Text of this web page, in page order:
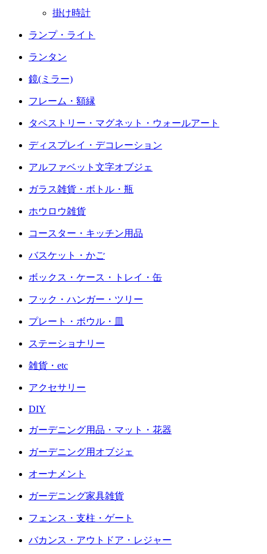
掛け時計
ランプ・ライト
ランタン
鏡(ミラー)
フレーム・額縁
タペストリー・マグネット・ウォールアート
ディスプレイ・デコレーション
アルファベット文字オブジェ
ガラス雑貨・ボトル・瓶
ホウロウ雑貨
コースター・キッチン用品
バスケット・かご
ボックス・ケース・トレイ・缶
フック・ハンガー・ツリー
プレート・ボウル・皿
ステーショナリー
雑貨・etc
アクセサリー
DIY
ガーデニング用品・マット・花器
ガーデニング用オブジェ
オーナメント
ガーデニング家具雑貨
フェンス・支柱・ゲート
バカンス・アウトドア・レジャー